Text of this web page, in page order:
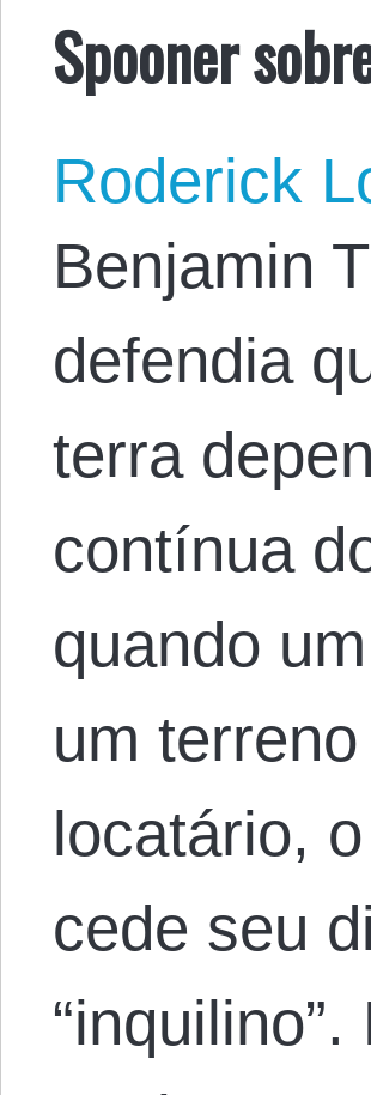
Spooner
Roderick
Benjamin
defendia
terra
contínua
quando
um
locatário,
cede seu